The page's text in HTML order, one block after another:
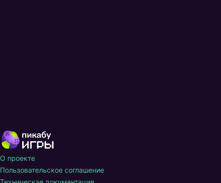
О проекте
Пользовательское соглашение